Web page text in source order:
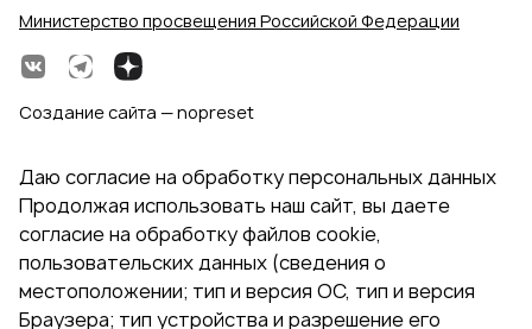
Министерство просвещения Российской Федерации
Создание сайта — nopreset
Даю согласие на обработку персональных данных
Продолжая использовать наш сайт, вы даете
согласие на обработку файлов cookie,
пользовательских данных (сведения о
местоположении; тип и версия ОС, тип и версия
Браузера; тип устройства и разрешение его